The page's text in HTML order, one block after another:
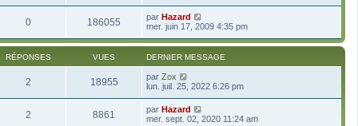
0 186055 par Hazard
mer. juin 17, 2009 4:35 pm
RÉPONSES VUES DERNIER MESSAGE
2 18955 par Zox
lun. juil. 25, 2022 6:26 pm
2 8861 par Hazard
mer. sept. 02, 2020 11:24 am